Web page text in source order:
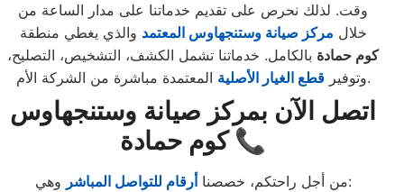
وقت. لذلك نحرص على تقديم خدماتنا على مدار الساعة من
خلال مركز صيانة وستنجهاوس المعتمد والذي يغطي منطقة
كوم حمادة بالكامل. خدماتنا تشمل الكشف، التشخيص، التصليح،
وتوفيرقطع الغيار الأصلية المعتمدة مباشرة من الشركة الأم.
اتصل الآن بمركز صيانة وستنجهاوس
كوم حمادة 📞
من أجل راحتكم، خصصنا أرقام للتواصل المباشر
وهي: